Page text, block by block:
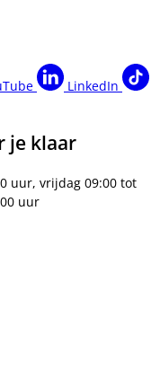
LinkedIn
je klaar
uur, vrijdag 09:00 tot
uur